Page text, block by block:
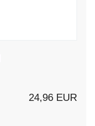
24,96 EUR